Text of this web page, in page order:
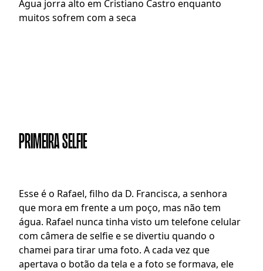
Água jorra alto em Cristiano Castro enquanto
muitos sofrem com a seca
PRIMEIRA SELFIE
Esse é o Rafael, filho da D. Francisca, a senhora
que mora em frente a um poço, mas não tem
água. Rafael nunca tinha visto um telefone celular
com câmera de selfie e se divertiu quando o
chamei para tirar uma foto. A cada vez que
apertava o botão da tela e a foto se formava, ele